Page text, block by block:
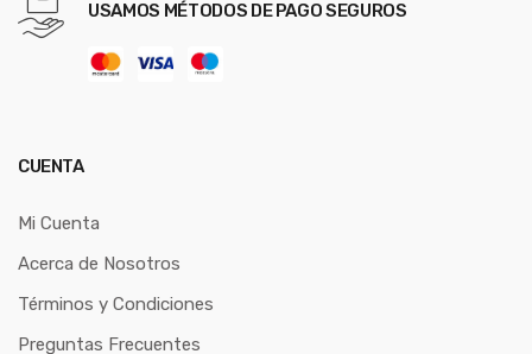
USAMOS MÉTODOS DE PAGO SEGUROS
CUENTA
Mi Cuenta
Acerca de Nosotros
Términos y Condiciones
Preguntas Frecuentes